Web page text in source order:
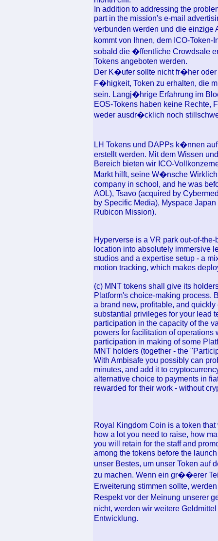
In addition to addressing the
part in the mission's e-mail
verbunden werden und die
kommt von Ihnen, dem ICO-
sobald die �ffentliche Crowdsale
Tokens angeboten werden.
Der K�ufer sollte nicht fr�her
F�higkeit, Token zu erhalten, die
sein. Langj�hrige Erfahrung im
EOS-Tokens haben keine Rechte,
weder ausdr�cklich noch
LH Tokens und DAPPs k�nnen
erstellt werden. Mit dem Wissen
Bereich bieten wir ICO-
Markt hilft, seine W�nsche
company in school, and he was
AOL), Tsavo (acquired by
by Specific Media), Myspace
Rubicon Mission).
Hyperverse is a VR park out-of-
location into absolutely immersive
studios and a expertise setup - a
motion tracking, which makes
(c) MNT tokens shall give its
Platform's choice-making process.
a brand new, profitable, and
substantial privileges for your lead
participation in the capacity of the
powers for facilitation of
participation in making of some
MNT holders (together - the
With Ambisafe you possibly can
minutes, and add it to
alternative choice to payments in
rewarded for their work - without
Royal Kingdom Coin is a token
how a lot you need to raise, how
you will retain for the staff and
among the tokens before the
unser Bestes, um unser Token
zu machen. Wenn ein gr��erer
Erweiterung stimmen sollte,
Respekt vor der Meinung unserer
nicht, werden wir weitere
Entwicklung.